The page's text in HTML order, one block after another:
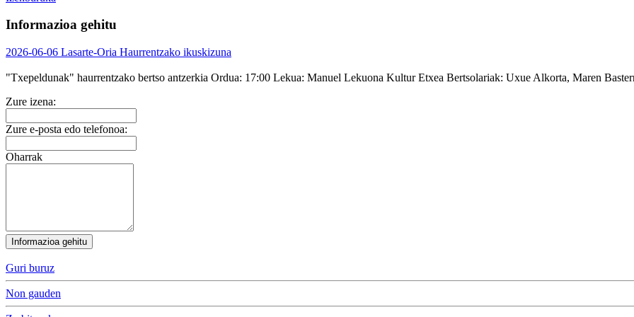
Informazioa gehitu
2026-06-06 Lasarte-Oria Haurrentzako ikuskizuna
"Txepeldunak" haurrentzako bertso antzerkia Ordua: 17:00 Lekua: Manuel Lekuona Kultur Etxea Bertsolariak: Uxue Alkorta, Maren
Zure izena:
Zure e-posta edo telefonoa:
Oharrak
Informazioa gehitu
Guri buruz
Non gauden